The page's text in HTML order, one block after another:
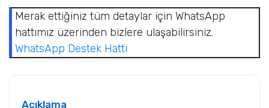
Merak ettiğiniz tüm detaylar için WhatsApp
hattımız üzerinden bizlere ulaşabilirsiniz.
WhatsApp Destek Hattı
Açıklama